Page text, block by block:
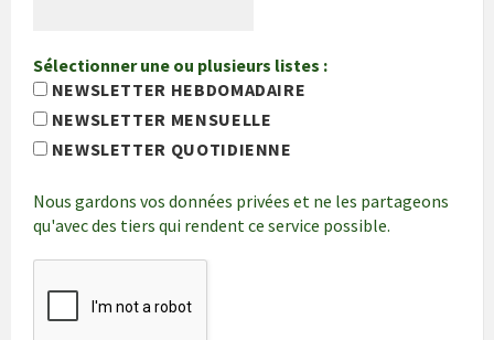
Sélectionner une ou plusieurs listes :
NEWSLETTER HEBDOMADAIRE
NEWSLETTER MENSUELLE
NEWSLETTER QUOTIDIENNE
Nous gardons vos données privées et ne les partageons
qu'avec des tiers qui rendent ce service possible.